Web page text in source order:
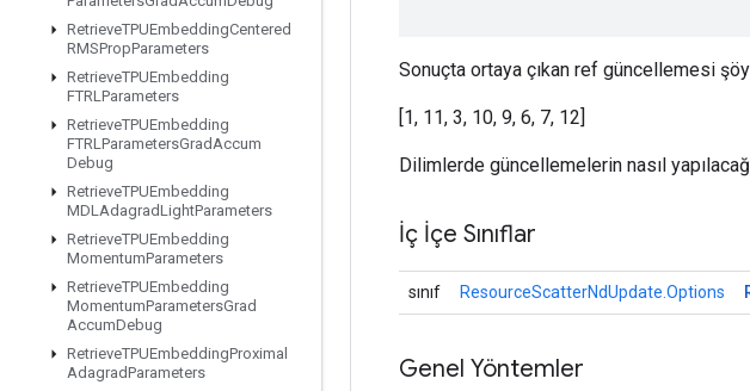
RetrieveTPUEmbeddingCentered
RMSPropParameters
RetrieveTPUEmbedding
FTRLParameters
RetrieveTPUEmbedding
FTRLParametersGradAccum
Debug
RetrieveTPUEmbedding
MDLAdagradLightParameters
RetrieveTPUEmbedding
MomentumParameters
RetrieveTPUEmbedding
MomentumParametersGrad
AccumDebug
RetrieveTPUEmbeddingProximal
AdagradParameters
Sonuçta ortaya çıkan ref güncellemesi
[1, 11, 3, 10, 9, 6, 7, 12]
Dilimlerde güncellemelerin nasıl
İç İçe Sınıflar
sınıf ResourceScatterNdUpdate.Options
Genel Yöntemler